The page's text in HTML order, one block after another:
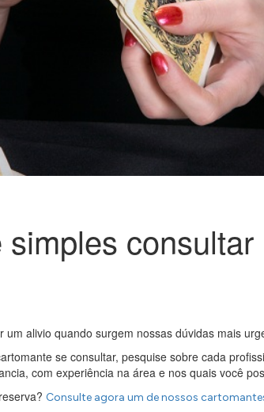
consultar
alivio quando surgem nossas dúvidas mais
se consultar, pesquise sobre cada
com experiência na área e nos quais você
Consulte agora um de nossos